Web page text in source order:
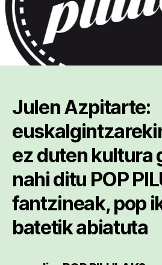
Julen Azpitarte:
ez duten kultura
nahi ditu POP
fantzineak, pop
batetik abiatuta